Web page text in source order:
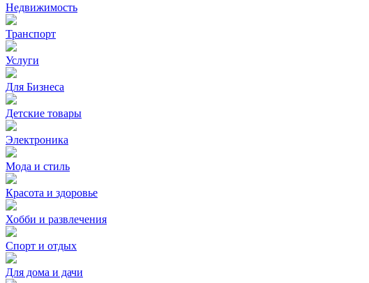
Недвижимость
Транспорт
Услуги
Для Бизнеса
Детские товары
Электроника
Мода и стиль
Красота и здоровье
Хобби и развлечения
Спорт и отдых
Для дома и дачи